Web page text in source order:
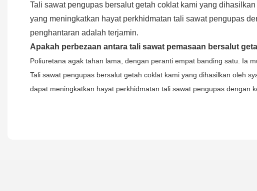
Tali sawat pengupas bersalut getah coklat kami yang
yang meningkatkan hayat perkhidmatan tali sawat pengupas
penghantaran adalah terjamin.
Apakah perbezaan antara tali sawat pemasaan bersalut
Poliuretana agak tahan lama, dengan peranti empat banding satu. Ia
Tali sawat pengupas bersalut getah coklat kami yang dihasilkan oleh
dapat meningkatkan hayat perkhidmatan tali sawat pengupas dengan